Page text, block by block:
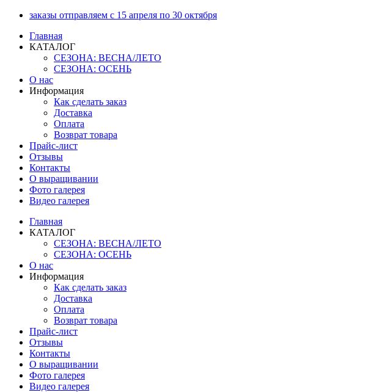
Перейти
содержимому
заказы отправляем с 15 апреля по 30 октября
Главная
КАТАЛОГ
СЕЗОНА: ВЕСНА/ЛЕТО
СЕЗОНА: ОСЕНЬ
О нас
Информация
Как сделать заказ
Доставка
Оплата
Возврат товара
Прайс-лист
Отзывы
Контакты
О выращивании
Фото галерея
Видео галерея
Главная
КАТАЛОГ
СЕЗОНА: ВЕСНА/ЛЕТО
СЕЗОНА: ОСЕНЬ
О нас
Информация
Как сделать заказ
Доставка
Оплата
Возврат товара
Прайс-лист
Отзывы
Контакты
О выращивании
Фото галерея
Видео галерея